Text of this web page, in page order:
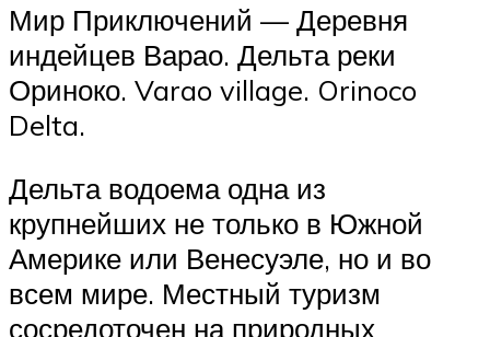
Мир Приключений — Деревня
индейцев Варао. Дельта реки
Ориноко. Varao village. Orinoco
Delta.
Дельта водоема одна из
крупнейших не только в Южной
Америке или Венесуэле, но и во
всем мире. Местный туризм
сосредоточен на природных